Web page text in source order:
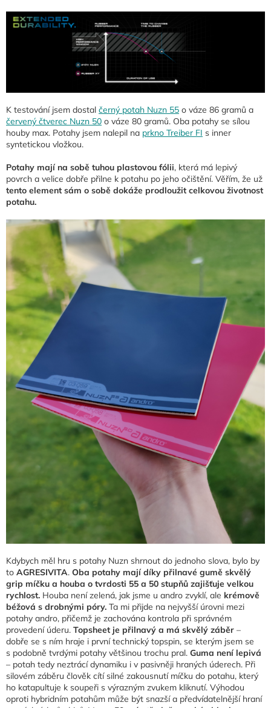
K testování jsem dostal černý potah Nuzn 55 o váze 86 gramů a
červený čtverec Nuzn 50 o váze 80 gramů. Oba potahy se sílou
houby max. Potahy jsem nalepil na prkno Treiber FI s inner
syntetickou vložkou.
Potahy mají na sobě tuhou plastovou fólii, která má lepivý
povrch a velice dobře přilne k potahu po jeho očištění. Věřím, že už
tento element sám o sobě dokáže prodloužit celkovou životnost
potahu.
Kdybych měl hru s potahy Nuzn shrnout do jednoho slova, bylo by
to AGRESIVITA. Oba potahy mají díky přilnavé gumě skvělý
grip míčku a houba o tvrdosti 55 a 50 stupňů zajišťuje velkou
rychlost. Houba není zelená, jak jsme u andro zvyklí, ale krémově
béžová s drobnými póry. Ta mi přijde na nejvyšší úrovni mezi
potahy andro, přičemž je zachována kontrola při správném
provedení úderu. Topsheet je přilnavý a má skvělý záběr –
dobře se s ním hraje i první technický topspin, se kterým jsem se
s podobně tvrdými potahy většinou trochu pral. Guma není lepivá
– potah tedy neztrácí dynamiku i v pasivněji hraných úderech. Při
silovém záběru člověk cítí silné zakousnutí míčku do potahu, který
ho katapultuje k soupeři s výrazným zvukem kliknutí. Výhodou
oproti hybridním potahům může být snazší a předvídatelnější hraní